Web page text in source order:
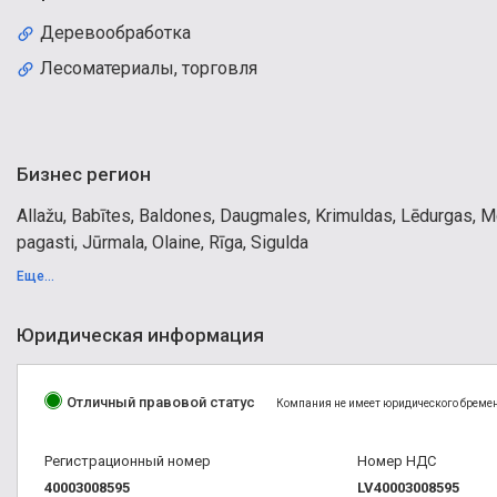
Деревообработка
Лесоматериалы, торговля
Бизнес регион
Allažu, Babītes, Baldones, Daugmales, Krimuldas, Lēdurgas,
pagasti, Jūrmala, Olaine, Rīga, Sigulda
Еще...
Юридическая информация
Отличный правовой статус Компания не имеет юридического
Регистрационный номер
40003008595
Номер НДС
LV40003008595